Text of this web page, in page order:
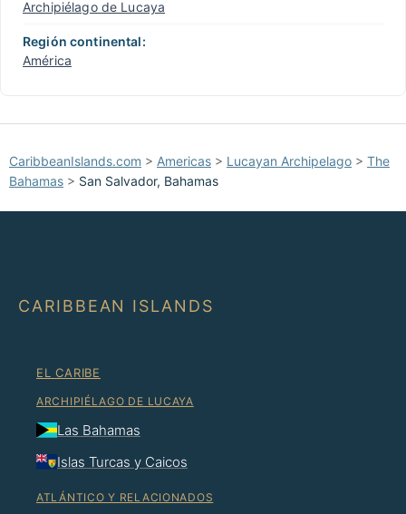
Archipiélago de Lucaya
Región continental:
América
CaribbeanIslands.com > Americas > Lucayan Archipelago > The
Bahamas > San Salvador, Bahamas
CARIBBEAN ISLANDS
EL CARIBE
ARCHIPIÉLAGO DE LUCAYA
Las Bahamas
Islas Turcas y Caicos
ATLÁNTICO Y RELACIONADOS